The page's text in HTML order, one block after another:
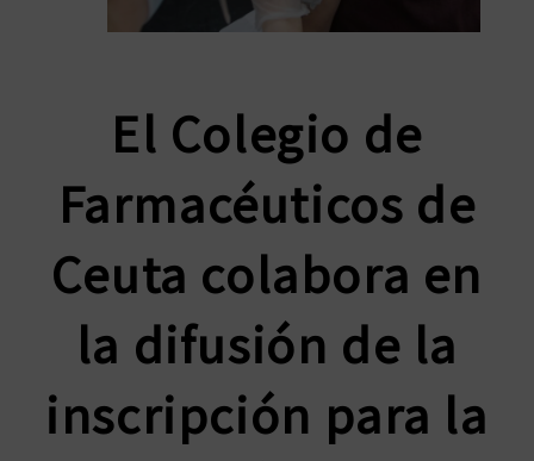
El Colegio de
Farmacéuticos de
Ceuta colabora en
la difusión de la
inscripción para la